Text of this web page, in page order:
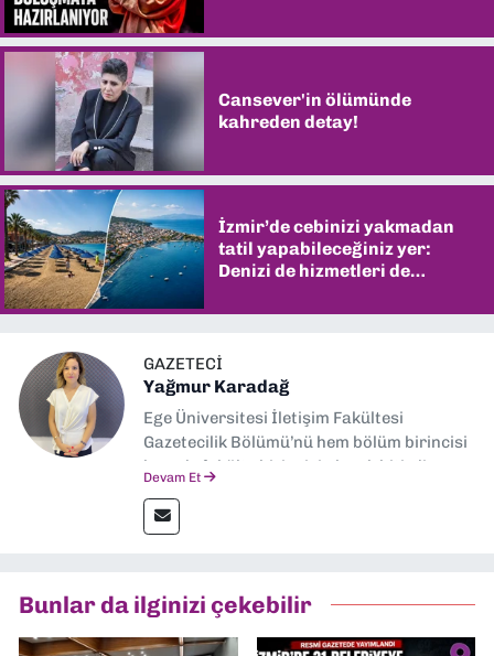
Cansever'in ölümünde
kahreden detay!
İzmir’de cebinizi yakmadan
tatil yapabileceğiniz yer:
Denizi de hizmetleri de
GAZETECI
Yağmur Karadağ
Ege Üniversitesi İletişim Fakültesi
Gazetecilik Bölümü’nü hem bölüm birincisi
hem de fakülte birincisi olarak bitirdim.
İletişim” üzerine yüksek lisans eğitimimi
tamamladım. Halen aynı anabilim dalında
Müdürü” olarak görev almaktayım. Hak
odaklı haberciliğe dair çalışmalar
Devam Et
Bunlar da ilginizi çekebilir